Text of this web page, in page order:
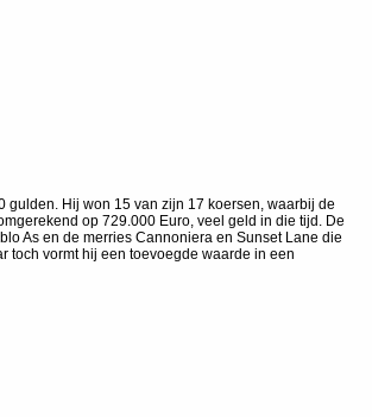
Hij won 15 van zijn 17 koersen, waarbij de
op 729.000 Euro, veel geld in die tijd. De
As en de merries Cannoniera en Sunset Lane die
toch vormt hij een toevoegde waarde in een